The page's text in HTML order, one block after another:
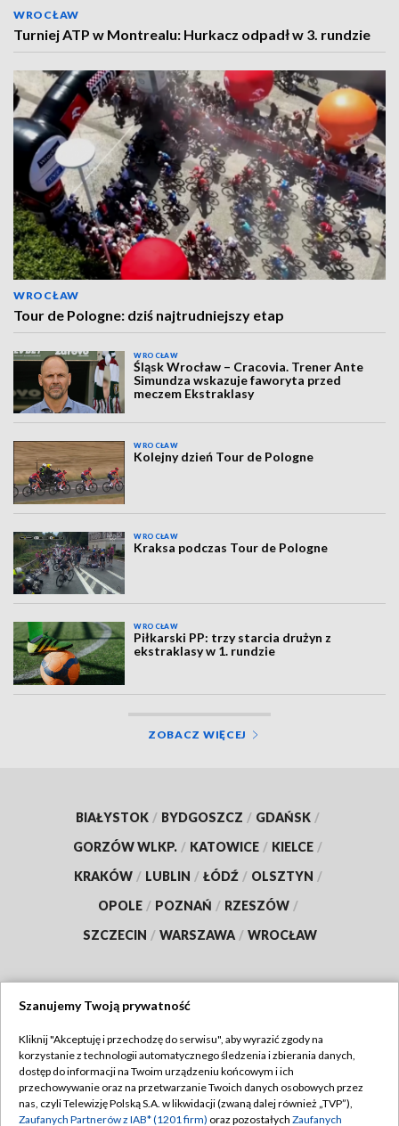
WROCŁAW
Turniej ATP w Montrealu: Hurkacz odpadł w 3. rundzie
WROCŁAW
Tour de Pologne: dziś najtrudniejszy etap
WROCŁAW
Śląsk Wrocław – Cracovia. Trener Ante
Simundza wskazuje faworyta przed
meczem Ekstraklasy
WROCŁAW
Kolejny dzień Tour de Pologne
WROCŁAW
Kraksa podczas Tour de Pologne
WROCŁAW
Piłkarski PP: trzy starcia drużyn z
ekstraklasy w 1. rundzie
ZOBACZ WIĘCEJ
BIAŁYSTOK / BYDGOSZCZ / GDAŃSK /
GORZÓW WLKP. / KATOWICE / KIELCE /
KRAKÓW / LUBLIN / ŁÓDŹ / OLSZTYN /
OPOLE / POZNAŃ / RZESZÓW /
SZCZECIN / WARSZAWA / WROCŁAW
TVP
Abonament TVP
Emisja w TVP
Regulamin TVP
Polityka prywatności
Szanujemy Twoją prywatność
Kliknij "Akceptuję i przechodzę do serwisu", aby wyrazić zgody na
korzystanie z technologii automatycznego śledzenia i zbierania danych,
dostęp do informacji na Twoim urządzeniu końcowym i ich
przechowywanie oraz na przetwarzanie Twoich danych osobowych przez
nas, czyli Telewizję Polską S.A. w likwidacji (zwaną dalej również „TVP”),
Zaufanych Partnerów z IAB* (1201 firm) oraz pozostałych Zaufanych